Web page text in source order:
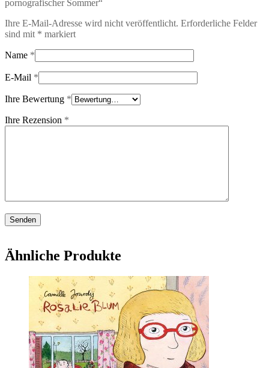
pornografischer Sommer“
Ihre E-Mail-Adresse wird nicht veröffentlicht. Erforderliche Felder
sind mit * markiert
Name *
E-Mail *
Ihre Bewertung *
Ihre Rezension *
Ähnliche Produkte